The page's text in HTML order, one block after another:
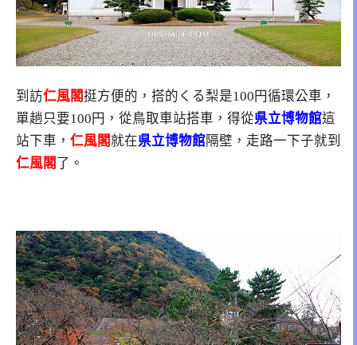
到訪仁風閣挺方便的，搭的くる梨是100円循環公車，
單趟只要100円，從鳥取車站搭車，得從県立博物館這
站下車， 仁風閣就在県立博物館隔壁，走路一下子就到
仁風閣 了。